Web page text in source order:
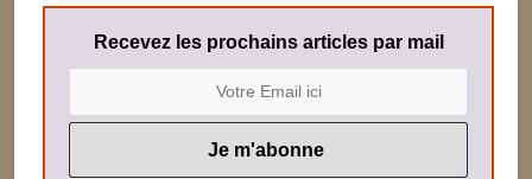
Recevez les prochains articles par mail